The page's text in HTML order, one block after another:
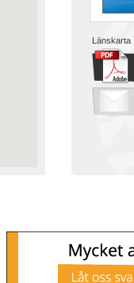
Länskarta